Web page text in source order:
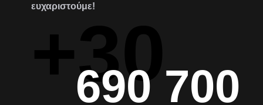
ευχαριστούμε!
+30
690 700